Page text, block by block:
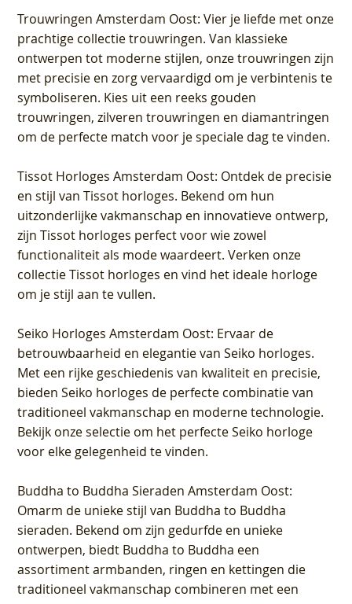
Trouwringen Amsterdam Oost: Vier je liefde met onze
prachtige collectie trouwringen. Van klassieke
ontwerpen tot moderne stijlen, onze trouwringen zijn
met precisie en zorg vervaardigd om je verbintenis te
symboliseren. Kies uit een reeks gouden
trouwringen, zilveren trouwringen en diamantringen
om de perfecte match voor je speciale dag te vinden.
Tissot Horloges Amsterdam Oost: Ontdek de precisie
en stijl van Tissot horloges. Bekend om hun
uitzonderlijke vakmanschap en innovatieve ontwerp,
zijn Tissot horloges perfect voor wie zowel
functionaliteit als mode waardeert. Verken onze
collectie Tissot horloges en vind het ideale horloge
om je stijl aan te vullen.
Seiko Horloges Amsterdam Oost: Ervaar de
betrouwbaarheid en elegantie van Seiko horloges.
Met een rijke geschiedenis van kwaliteit en precisie,
bieden Seiko horloges de perfecte combinatie van
traditioneel vakmanschap en moderne technologie.
Bekijk onze selectie om het perfecte Seiko horloge
voor elke gelegenheid te vinden.
Buddha to Buddha Sieraden Amsterdam Oost:
Omarm de unieke stijl van Buddha to Buddha
sieraden. Bekend om zijn gedurfde en unieke
ontwerpen, biedt Buddha to Buddha een
assortiment armbanden, ringen en kettingen die
traditioneel vakmanschap combineren met een